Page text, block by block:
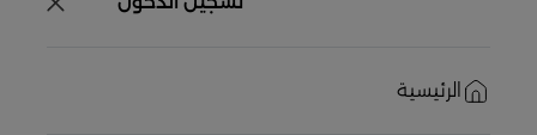
الرئيسية